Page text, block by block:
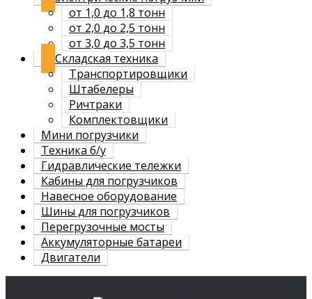
от 1,0 до 1,8 тонн
от 2,0 до 2,5 тонн
от 3,0 до 3,5 тонн
Складская техника
Транспортировщики
Штабелеры
Ричтраки
Комплектовщики
Мини погрузчики
Техника б/у
Гидравлические тележки
Кабины для погрузчиков
Навесное оборудование
Шины для погрузчиков
Перегрузочные мосты
Аккумуляторные батареи
Двигатели